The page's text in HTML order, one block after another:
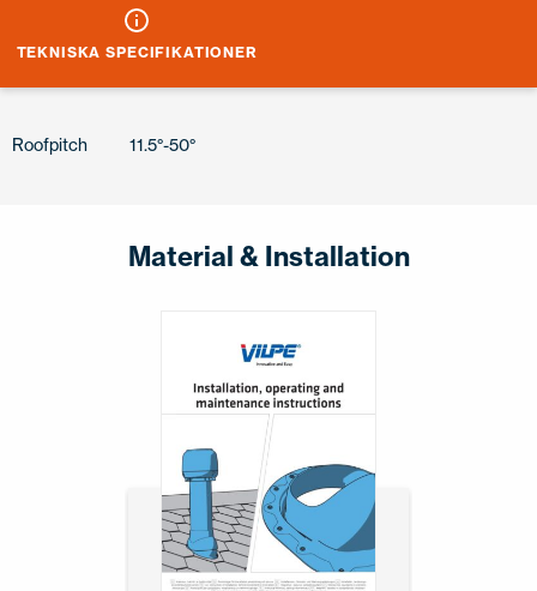
TEKNISKA SPECIFIKATIONER
Roofpitch 11.5°-50°
Material & Installation